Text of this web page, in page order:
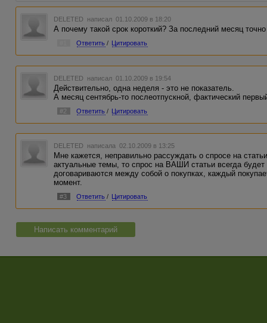
DELETED написал 01.10.2009 в 18:20
А почему такой срок короткий? За последний месяц
Ответить / Цитировать
DELETED написал 01.10.2009 в 19:54
Действительно, одна неделя - это не показатель.
А месяц сентябрь-то послеотпускной, фактический
#2 Ответить / Цитировать
DELETED написала 02.10.2009 в 13:25
Мне кажется, неправильно рассуждать о спросе на
актуальные темы, то спрос на ВАШИ статьи всегда
договариваются между собой о покупках, каждый
момент.
#3 Ответить / Цитировать
Написать комментарий